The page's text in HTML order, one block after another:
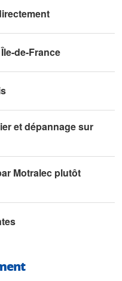
de-France
et dépannage sur
Motralec plutôt